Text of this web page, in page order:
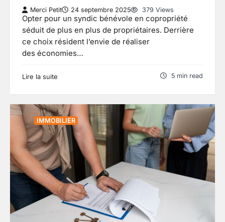
Merci Petit 24 septembre 2025 379 Views
Opter pour un syndic bénévole en copropriété
séduit de plus en plus de propriétaires. Derrière
ce choix résident l’envie de réaliser
des économies…
Lire la suite 5 min read
IMMOBILIER